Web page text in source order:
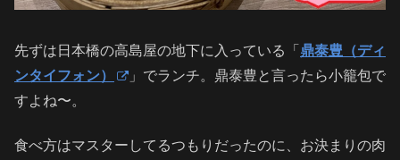
先ずは日本橋の高島屋の地下に入っている「 鼎泰豊（ディ
ンタイフォン）
」でランチ。鼎泰豊と言ったら小籠包で
すよね〜。
食べ方はマスターしてるつもりだったのに、お決まりの肉